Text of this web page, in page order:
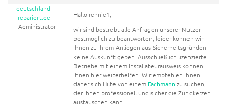
deutschland-
repariert.de
Administrator
Hallo rennie1,
wir sind bestrebt alle Anfragen unserer Nutzer
bestmöglich zu beantworten, leider können wir
Ihnen zu Ihrem Anliegen aus Sicherheitsgründen
keine Auskunft geben. Ausschließlich lizenzierte
Betriebe mit einem Installateurausweis können
Ihnen hier weiterhelfen. Wir empfehlen Ihnen
daher sich Hilfe von einem Fachmann zu suchen,
der Ihnen professionell und sicher die Zündkerzen
austauschen kann.